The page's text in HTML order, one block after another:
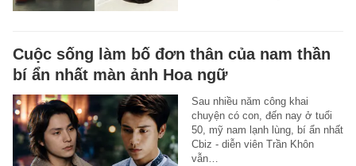
Cuộc sống làm bố đơn thân của nam thần
bí ẩn nhất màn ảnh Hoa ngữ
Sau nhiều năm công khai
chuyện có con, đến nay ở tuổi
50, mỹ nam lạnh lùng, bí ẩn nhất
Cbiz - diễn viên Trần Khôn
vẫn…